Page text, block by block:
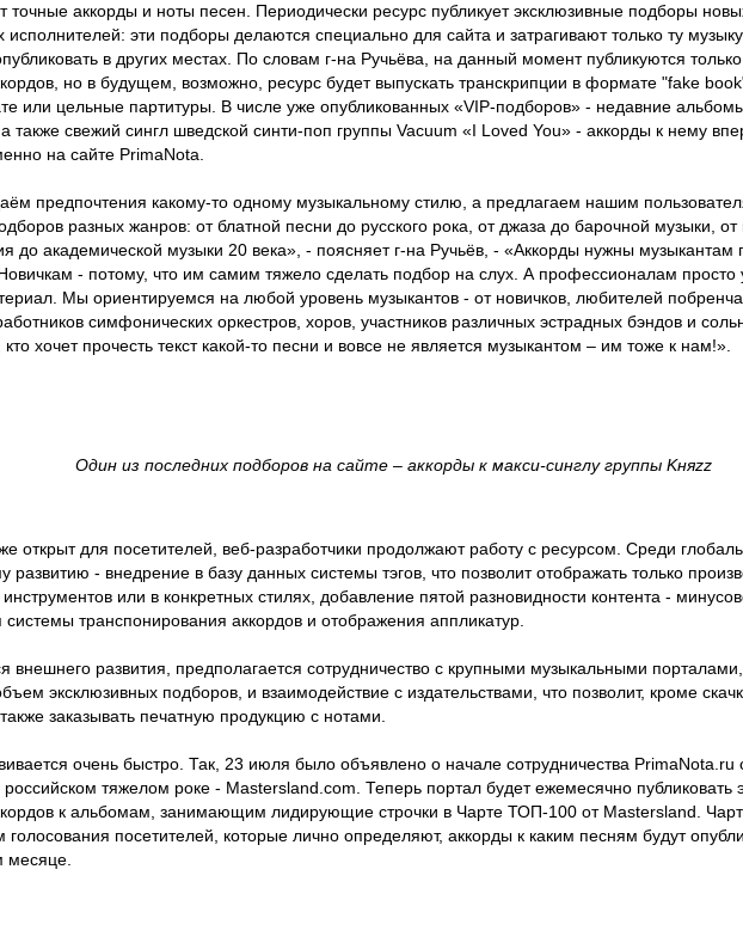
точные аккорды и ноты песен. Периодически ресурс публикует эксклюзивные подборы
исполнителей: эти подборы делаются специально для сайта и затрагивают только ту
в других местах. По словам г-на Ручьёва, на данный момент публикуются
но в будущем, возможно, ресурс будет выпускать транскрипции в формате "fake
или цельные партитуры. В числе уже опубликованных «VIP-подборов» - недавние
также свежий сингл шведской синти-поп группы Vacuum «I Loved You» - аккорды к нему
на сайте PrimaNota.
предпочтения какому-то одному музыкальному стилю, а предлагаем нашим
разных жанров: от блатной песни до русского рока, от джаза до барочной музыки, от
до академической музыки 20 века», - поясняет г-на Ручьёв, - «Аккорды нужны музыкантам
- потому, что им самим тяжело сделать подбор на слух. А профессионалам просто
Мы ориентируемся на любой уровень музыкантов - от новичков, любителей
симфонических оркестров, хоров, участников различных эстрадных бэндов и
хочет прочесть текст какой-то песни и вовсе не является музыкантом – им тоже к нам!».
Один из последних подборов на сайте – аккорды к макси-синглу группы Kняzz
открыт для посетителей, веб-разработчики продолжают работу с ресурсом. Среди
развитию - внедрение в базу данных системы тэгов, что позволит отображать только
инструментов или в конкретных стилях, добавление пятой разновидности контента -
системы транспонирования аккордов и отображения аппликатур.
внешнего развития, предполагается сотрудничество с крупными музыкальными
эксклюзивных подборов, и взаимодействие с издательствами, что позволит, кроме
заказывать печатную продукцию с нотами.
очень быстро. Так, 23 июля было объявлено о начале сотрудничества
тяжелом роке - Mastersland.com. Теперь портал будет ежемесячно публиковать
к альбомам, занимающим лидирующие строчки в Чарте ТОП-100 от Mastersland. Чарт
голосования посетителей, которые лично определяют, аккорды к каким песням будут